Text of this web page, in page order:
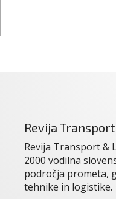
Revija Transport
Revija Transport &
2000 vodilna
področja prometa,
tehnike in logistike.